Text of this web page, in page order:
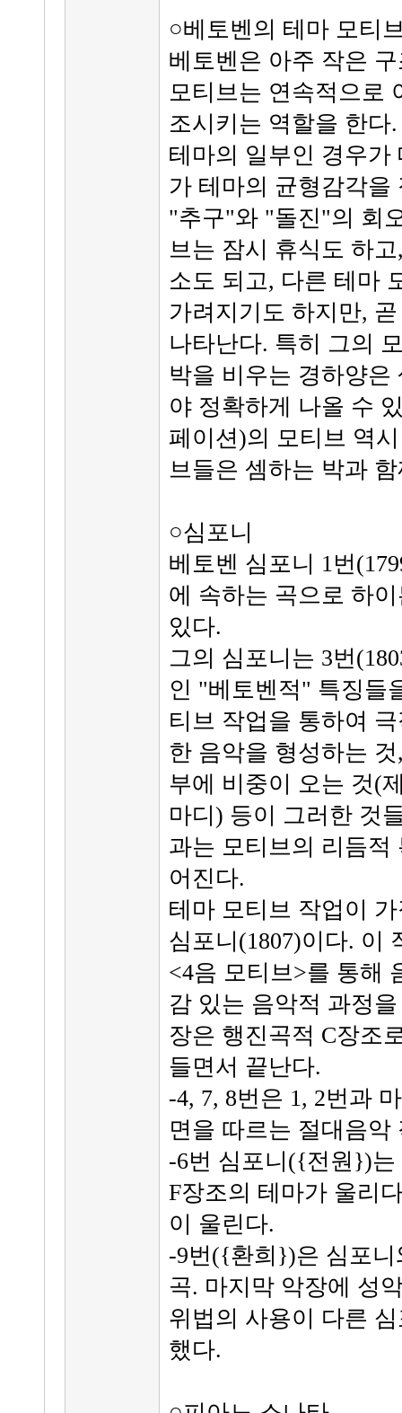
○베토벤의 테마 모티
베토벤은 아주 작은
모티브는 연속적으로
조시키는 역할을 한다
테마의 일부인 경우가
가 테마의 균형감각을
"추구"와 "돌진"의 회
브는 잠시 휴식도 하
소도 되고, 다른 테마
가려지기도 하지만,
나타난다. 특히 그의
박을 비우는 경하양은
야 정확하게 나올 수
페이션)의 모티브 역
브들은 셈하는 박과
○심포니
베토벤 심포니 1번
에 속하는 곡으로 하
있다.
그의 심포니는 3번
인 "베토벤적" 특징들
티브 작업을 통하여
한 음악을 형성하는
부에 비중이 오는 것(
마디) 등이 그러한 것
과는 모티브의 리듬적
어진다.
테마 모티브 작업이
심포니(1807)이다. 이
<4음 모티브>를 통해
감 있는 음악적 과정
장은 행진곡적 C장조
들면서 끝난다.
-4, 7, 8번은 1, 2번과
면을 따르는 절대음악
-6번 심포니({전원})
F장조의 테마가 울리
이 울린다.
-9번({환희})은 심포
곡. 마지막 악장에 성
위법의 사용이 다른
했다.